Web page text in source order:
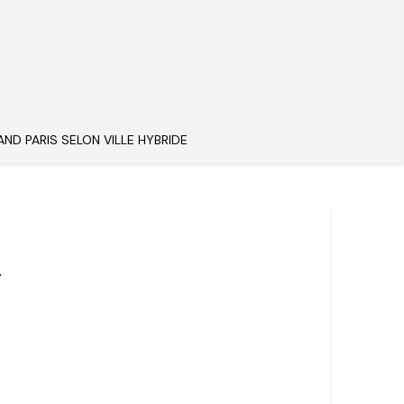
PARIS SELON VILLE HYBRIDE